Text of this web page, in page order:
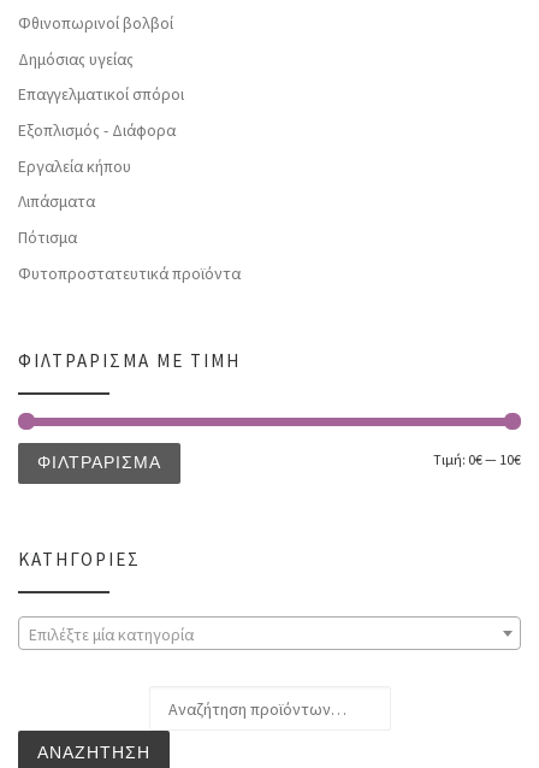
Φθινοπωρινοί βολβοί
Δημόσιας υγείας
Επαγγελματικοί σπόροι
Εξοπλισμός - Διάφορα
Εργαλεία κήπου
Λιπάσματα
Πότισμα
Φυτοπροστατευτικά προϊόντα
ΦΙΛΤΡΆΡΙΣΜΑ ΜΕ ΤΙΜΉ
ΦΙΛΤΡΆΡΙΣΜΑ Τιμή: 0€— 10€
ΚΑΤΗΓΟΡΊΕΣ
Επιλέξτε μία κατηγορία
ΑΝΑΖΉΤΗΣΗ